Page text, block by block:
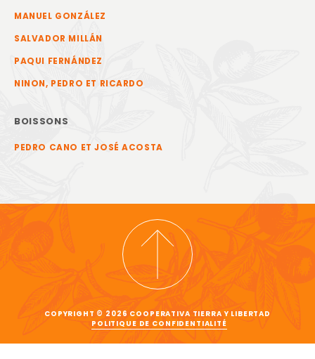
MANUEL GONZÁLEZ
SALVADOR MILLÁN
PAQUI FERNÁNDEZ
NINON, PEDRO ET RICARDO
BOISSONS
PEDRO CANO ET JOSÉ ACOSTA
COPYRIGHT © 2026 COOPERATIVA TIERRA Y LIBERTAD
POLITIQUE DE CONFIDENTIALITÉ